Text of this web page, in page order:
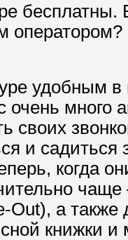
оператором?
удобным
очень много
своих
и
когда
Out), а
книжки и